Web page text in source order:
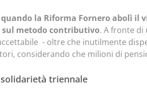
quando la Riforma Fornero abolì
metodo contributivo. A fronte di
- oltre che inutilmente
considerando che milioni di
triennale